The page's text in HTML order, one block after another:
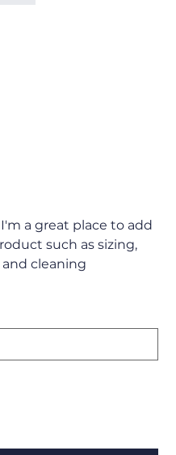
a great place to add
such as sizing,
cleaning